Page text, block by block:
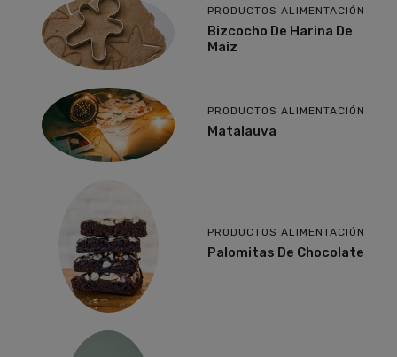
PRODUCTOS ALIMENTACIÓN
Bizcocho De Harina De
Maiz
PRODUCTOS ALIMENTACIÓN
Matalauva
PRODUCTOS ALIMENTACIÓN
Palomitas De Chocolate